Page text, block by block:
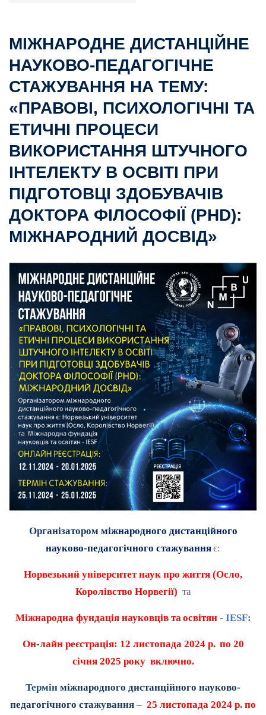
МІЖНАРОДНЕ ДИСТАНЦІЙНЕ
НАУКОВО-ПЕДАГОГІЧНЕ
СТАЖУВАННЯ НА ТЕМУ:
«ПРАВОВІ, ПСИХОЛОГІЧНІ ТА
ЕТИЧНІ ПРОЦЕСИ
ВИКОРИСТАННЯ ШТУЧНОГО
ІНТЕЛЕКТУ В ОСВІТІ ПРИ
ПІДГОТОВЦІ ЗДОБУВАЧІВ
ДОКТОРА ФІЛОСОФІЇ (PHD):
МІЖНАРОДНИЙ ДОСВІД»
Організатором міжнародного дистанційного
науково-педагогічного стажуванняє:
Норвезький університет наук про життя (Осло,
Королівство Норвегії) та
Міжнародна фундація науковців та освітян- IESF:
Он-лайн реєстрація: 12 листопада 2024 р. по 20
січня 2025 року включно.
Термін міжнародного дистанційного науково-
педагогічного стажування– 25 листопада 2024 р. по